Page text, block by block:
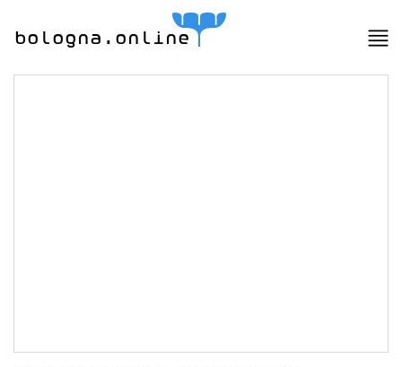
bologna.online